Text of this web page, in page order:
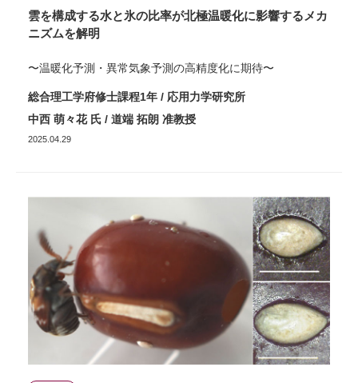
雲を構成する水と氷の比率が北極温暖化に影響するメカ
ニズムを解明
〜温暖化予測・異常気象予測の高精度化に期待〜
総合理工学府修士課程1年 / 応用力学研究所
中西 萌々花 氏 / 道端 拓朗 准教授
2025.04.29